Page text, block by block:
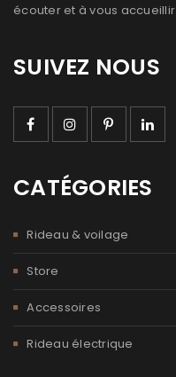
écouter et à vous accueillir
SUIVEZ NOUS
CATÉGORIES
Rideau & voilage
Store
Accessoires
Rideau électrique